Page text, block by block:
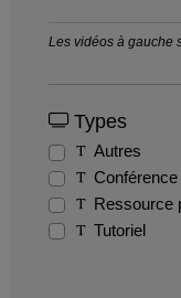
Les vidéos à gauche
Types
Autres
Conférence
Ressource
Tutoriel